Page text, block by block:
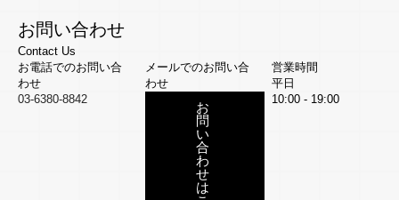
お問い合わせ
Contact Us
お電話でのお問い合
わせ
03-6380-8842
メールでのお問い合
わせ
お
問
い
合
わ
せ
は
営業時間
平日
10:00 - 19:00